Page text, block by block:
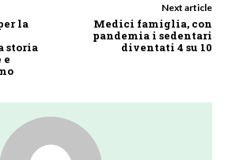
la
storia
e
Next article
Medici famiglia, con
pandemia i sedentari
diventati 4 su 10